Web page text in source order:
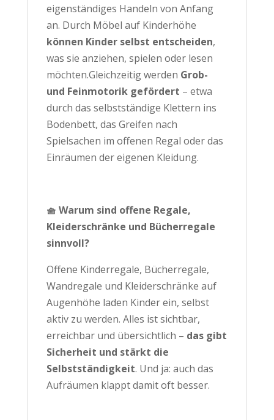
eigenständiges Handeln von Anfang
an. Durch Möbel auf Kinderhöhe
können Kinder selbst entscheiden,
was sie anziehen, spielen oder lesen
möchten.Gleichzeitig werden Grob-
und Feinmotorik gefördert – etwa
durch das selbstständige Klettern ins
Bodenbett, das Greifen nach
Spielsachen im offenen Regal oder das
Einräumen der eigenen Kleidung.
🧺 Warum sind offene Regale,
Kleiderschränke und Bücherregale
sinnvoll?
Offene Kinderregale, Bücherregale,
Wandregale und Kleiderschränke auf
Augenhöhe laden Kinder ein, selbst
aktiv zu werden. Alles ist sichtbar,
erreichbar und übersichtlich – das gibt
Sicherheit und stärkt die
Selbstständigkeit. Und ja: auch das
Aufräumen klappt damit oft besser.